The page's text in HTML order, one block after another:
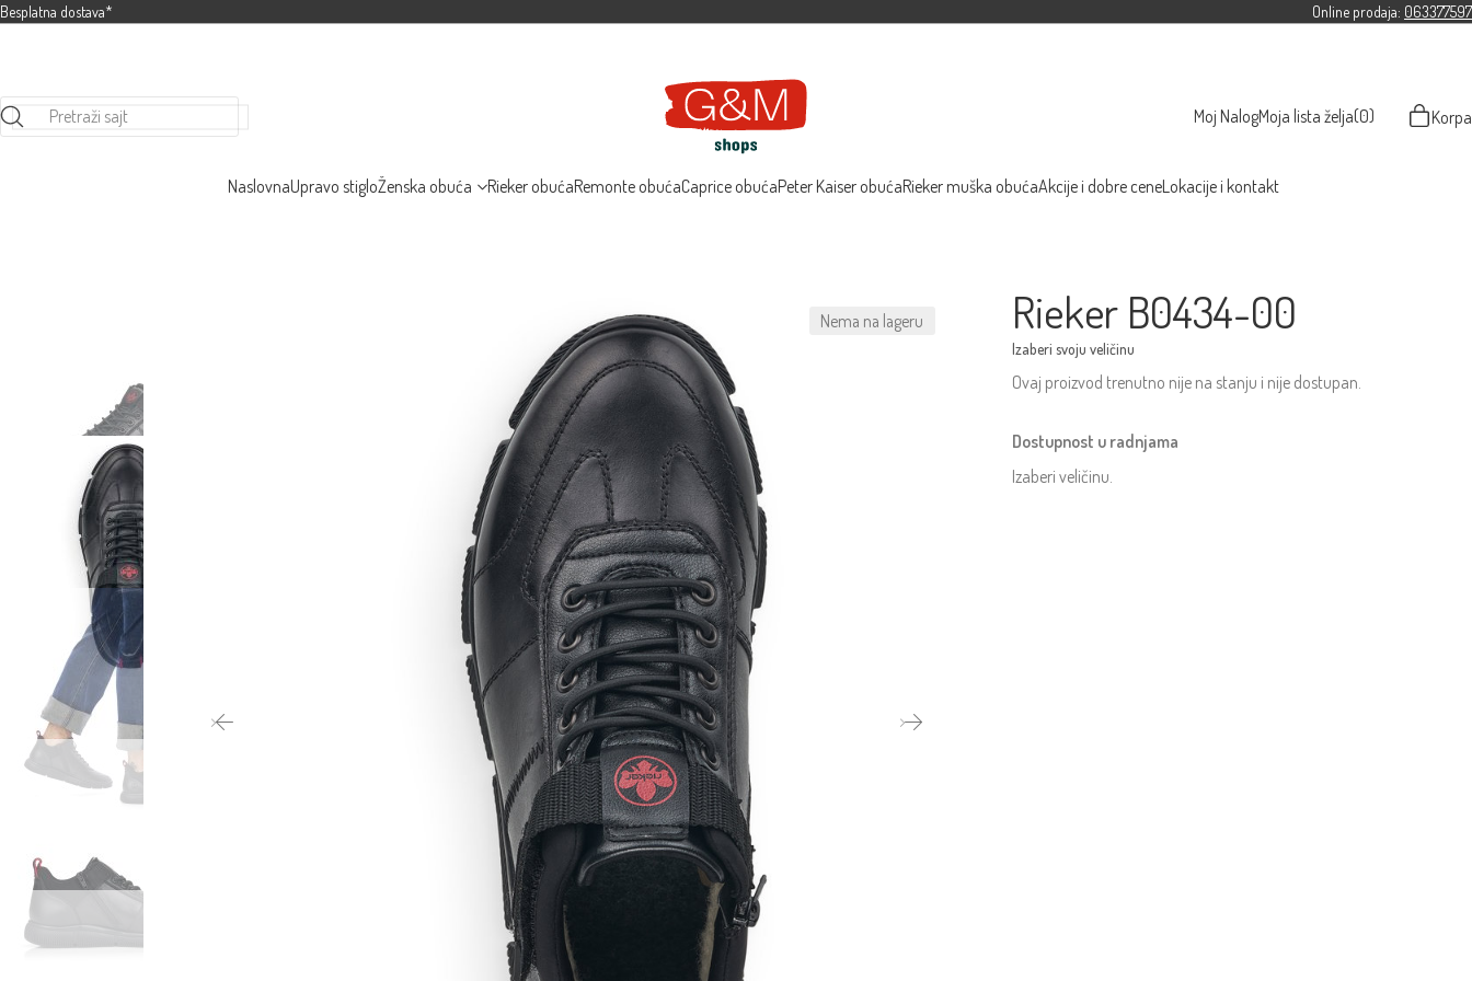
Besplatna dostava* Online prodaja: 063377597
Pretraži sajt Moj NalogMoja lista želja(0) Korpa
NaslovnaUpravo stigloŽenska obuća Rieker obućaRemonte obućaCaprice obućaPeter Kaiser obućaRieker muška obućaAkcije i dobre ceneLokacije i kontakt
Nema na lageru Rieker B0434-00
Ovaj proizvod trenutno nije na stanju i nije dostupan.
Dostupnost u radnjama
Izaberi veličinu.